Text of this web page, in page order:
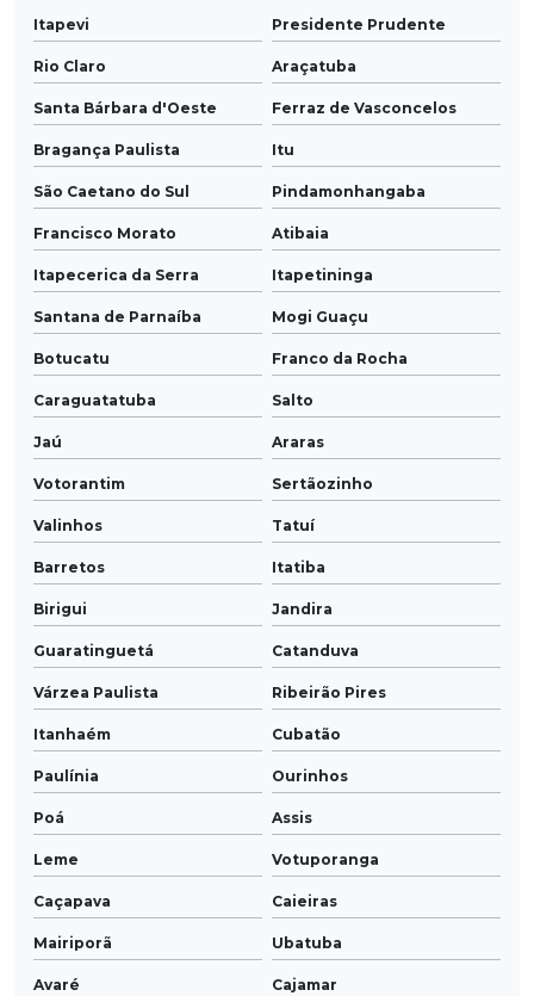
Itapevi Presidente Prudente
Rio Claro Araçatuba
Santa Bárbara d'Oeste Ferraz de Vasconcelos
Bragança Paulista Itu
São Caetano do Sul Pindamonhangaba
Francisco Morato Atibaia
Itapecerica da Serra Itapetininga
Santana de Parnaíba Mogi Guaçu
Botucatu Franco da Rocha
Caraguatatuba Salto
Jaú Araras
Votorantim Sertãozinho
Valinhos Tatuí
Barretos Itatiba
Birigui Jandira
Guaratinguetá Catanduva
Várzea Paulista Ribeirão Pires
Itanhaém Cubatão
Paulínia Ourinhos
Poá Assis
Leme Votuporanga
Caçapava Caieiras
Mairiporã Ubatuba
Avaré Cajamar